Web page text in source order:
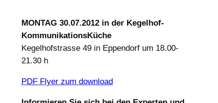
MONTAG 30.07.2012 in der Kegelhof-
KommunikationsKüche
Kegelhofstrasse 49 in Eppendorf um 18.00-
21.30 h
PDF Flyer zum download